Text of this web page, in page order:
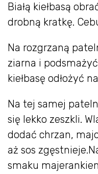
Białą kiełbasą
drobną kratkę.
Na rozgrzaną
ziarna i
kiełbasę odłożyć
Na tej samej
się lekko zeszkli.
dodać chrzan,
aż sos
smaku